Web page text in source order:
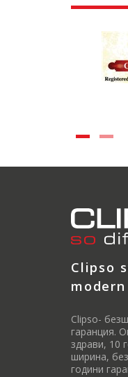
Clipso
Clipso-
гаранция.
здрави, 10
ширина,
години